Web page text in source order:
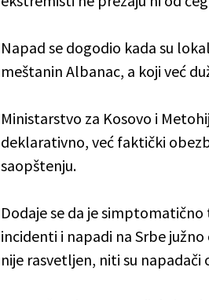
Napad se dogodio kada su
meštanin Albanac, a koji već
Ministarstvo za Kosovo i
deklarativno, već faktički
saopštenju.
Dodaje se da je
incidenti i napadi na Srbe
nije rasvetljen, niti su napadači